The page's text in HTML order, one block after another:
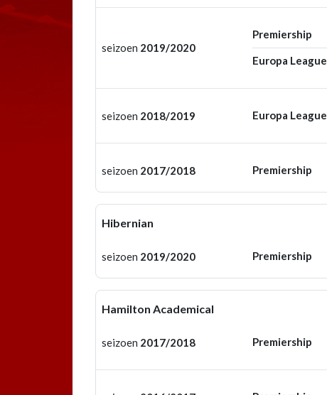
seizoen 2019/2020
Premiership
Europa League
seizoen 2018/2019 Europa League
seizoen 2017/2018 Premiership
Hibernian
seizoen 2019/2020 Premiership
Hamilton Academical
seizoen 2017/2018 Premiership